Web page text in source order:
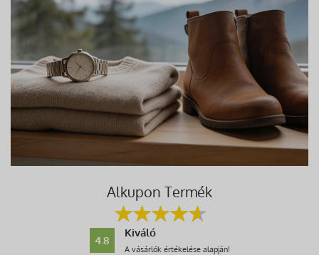
Alkupon Termék
4.8
Kiváló
A vásárlók értékelése alapján!